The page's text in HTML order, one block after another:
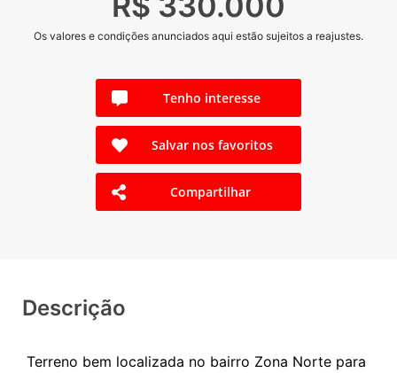
Os valores e condições anunciados aqui estão sujeitos a reajustes.
Tenho interesse
Salvar nos favoritos
Compartilhar
Descrição
Terreno bem localizada no bairro Zona Norte para